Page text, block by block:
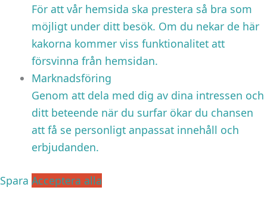
För att vår hemsida ska prestera så bra som
möjligt under ditt besök. Om du nekar de här
kakorna kommer viss funktionalitet att
försvinna från hemsidan.
Marknadsföring
Genom att dela med dig av dina intressen och
ditt beteende när du surfar ökar du chansen
att få se personligt anpassat innehåll och
erbjudanden.
Spara Acceptera alla